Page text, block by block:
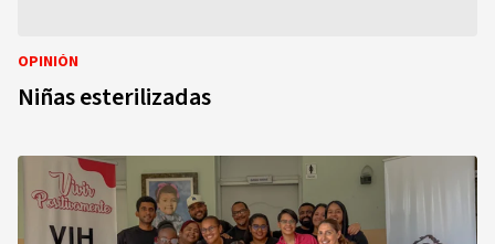
OPINIÓN
Niñas esterilizadas